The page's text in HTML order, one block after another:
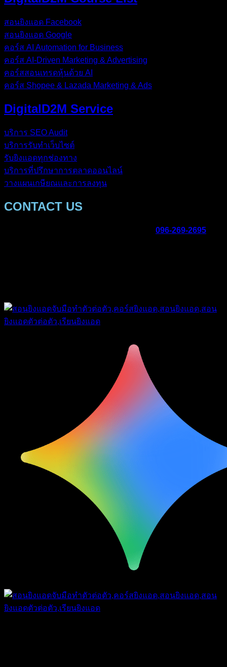
สอนยิงแอด Facebook
สอนยิงแอด Google
คอร์ส AI Automation for Business
คอร์ส AI-Driven Marketing & Advertising
คอร์สสอนเทรดหุ้นด้วย AI
คอร์ส Shopee & Lazada Marketing & Ads
DigitalD2M Service
บริการ SEO Audit
บริการรับทำเว็บไซต์
รับยิงแอดทุกช่องทาง
บริการที่ปรึกษาการตลาดออนไลน์
วางแผนเกษียณและการลงทุน
CONTACT US
096-269-2695